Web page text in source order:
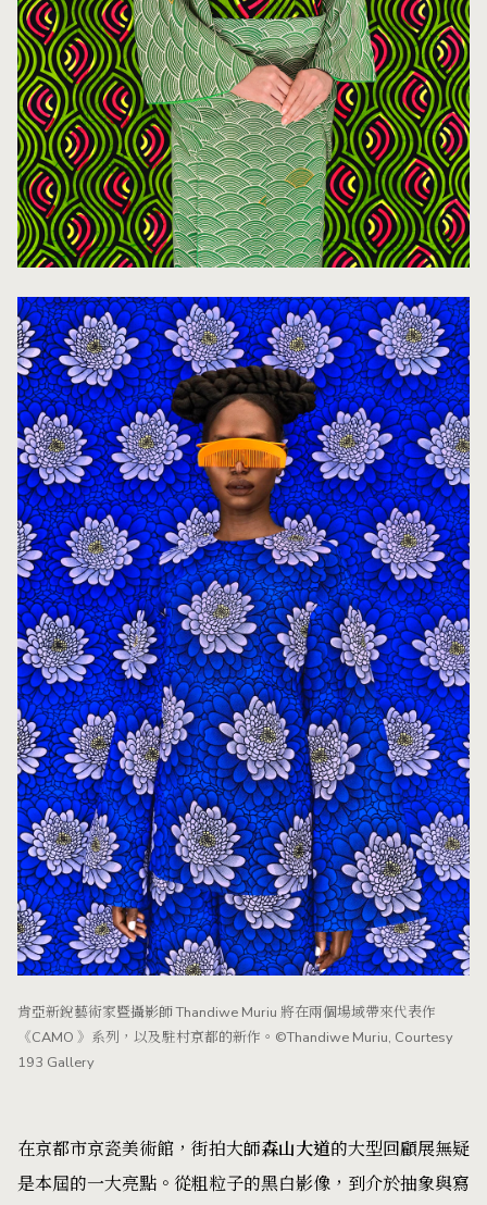
肯亞新銳藝術家暨攝影師 Thandiwe Muriu 將在兩個場域帶來代表作
《CAMO 》系列，以及駐村京都的新作。©Thandiwe Muriu, Courtesy
193 Gallery
在京都市京瓷美術館，街拍大師森山大道的大型回顧展無疑
是本屆的一大亮點。從粗粒子的黑白影像，到介於抽象與寫